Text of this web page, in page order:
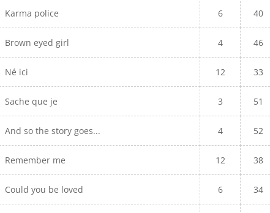
Karma police 6 40
Brown eyed girl 4 46
Né ici 12 33
Sache que je 3 51
And so the story goes... 4 52
Remember me 12 38
Could you be loved 6 34